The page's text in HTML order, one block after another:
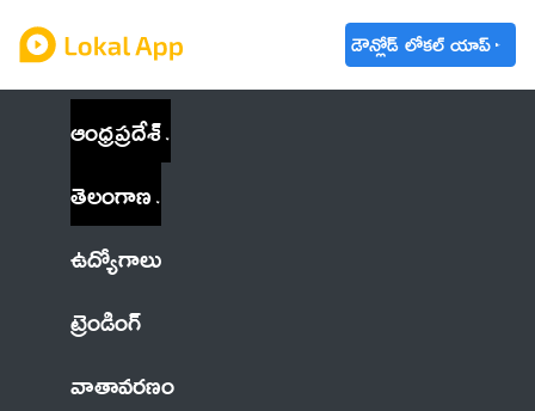
డౌన్లోడ్ లోకల్ యాప్
ఆంధ్రప్రదేశ్
తెలంగాణ
ఉద్యోగాలు
ట్రెండింగ్
వాతావరణం